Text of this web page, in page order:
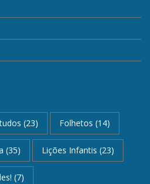
(23) Folhetos (14)
(35) Lições Infantis (23)
(7)